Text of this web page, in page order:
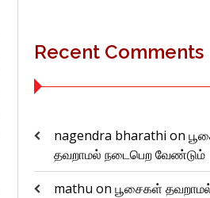
Recent Comments
nagendra bharathi on
தவறாமல் நடைபெற வேண்டும்
mathu on பூசைகள்